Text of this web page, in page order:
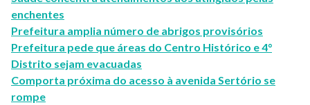
enchentes
Prefeitura amplia número de abrigos provisórios
Prefeitura pede que áreas do Centro Histórico e 4°
Distrito sejam evacuadas
Comporta próxima do acesso à avenida Sertório se
rompe